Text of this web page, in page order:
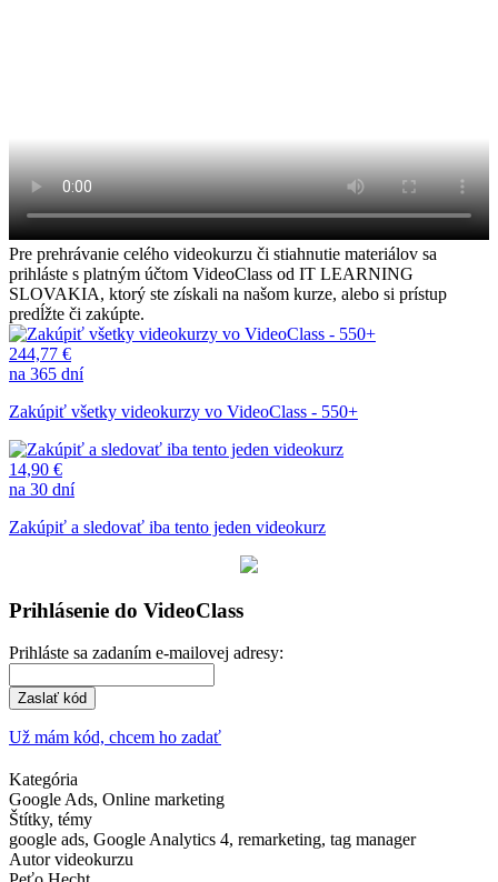
Pre prehrávanie celého videokurzu či stiahnutie materiálov sa
prihláste s platným účtom VideoClass od IT LEARNING
SLOVAKIA, ktorý ste získali na našom kurze, alebo si prístup
predĺžte či zakúpte.
244,77 €
na 365 dní
Zakúpiť všetky videokurzy vo VideoClass - 550+
14,90 €
na 30 dní
Zakúpiť a sledovať iba tento jeden videokurz
Prihlásenie do VideoClass
Prihláste sa zadaním e-mailovej adresy:
Zaslať kód
Už mám kód, chcem ho zadať
Kategória
Google Ads, Online marketing
Štítky, témy
google ads, Google Analytics 4, remarketing, tag manager
Autor videokurzu